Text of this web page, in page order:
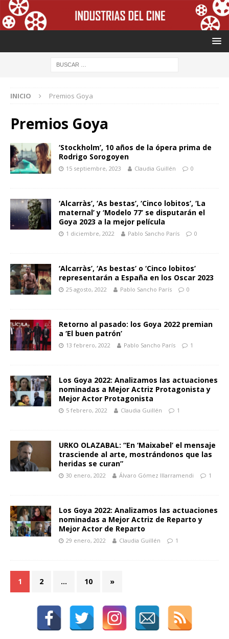
INICIO Premios Goya
Premios Goya
‘Stockholm’, 10 años de la ópera prima de
Rodrigo Sorogoyen
15 septiembre, 2023 Claudia Guillén 0
‘Alcarràs’, ‘As bestas’, ‘Cinco lobitos’, ‘La
maternal’ y ‘Modelo 77’ se disputarán el
Goya 2023 a la mejor película
1 diciembre, 2022 Pablo Sancho París 0
‘Alcarràs’, ‘As bestas’ o ‘Cinco lobitos’
representarán a España en los Oscar 2023
25 agosto, 2022 Pablo Sancho París 0
Retorno al pasado: los Goya 2022 premian
a ‘El buen patrón’
13 febrero, 2022 Pablo Sancho París 1
Los Goya 2022: Analizamos las actuaciones
nominadas a Mejor Actriz Protagonista y
Mejor Actor Protagonista
5 febrero, 2022 Claudia Guillén 1
URKO OLAZABAL: “En ‘Maixabel’ el mensaje
trasciende al arte, mostrándonos que las
heridas se curan”
30 enero, 2022 Álvaro Gómez Illarramendi 1
Los Goya 2022: Analizamos las actuaciones
nominadas a Mejor Actriz de Reparto y
Mejor Actor de Reparto
29 enero, 2022 Claudia Guillén 1
1 2 … 10 »